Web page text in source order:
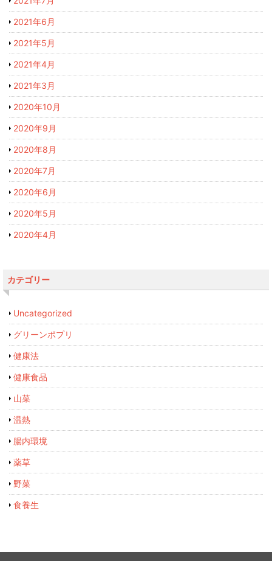
2021年6月
2021年5月
2021年4月
2021年3月
2020年10月
2020年9月
2020年8月
2020年7月
2020年6月
2020年5月
2020年4月
カテゴリー
Uncategorized
グリーンポプリ
健康法
健康食品
山菜
温熱
腸内環境
薬草
野菜
食養生